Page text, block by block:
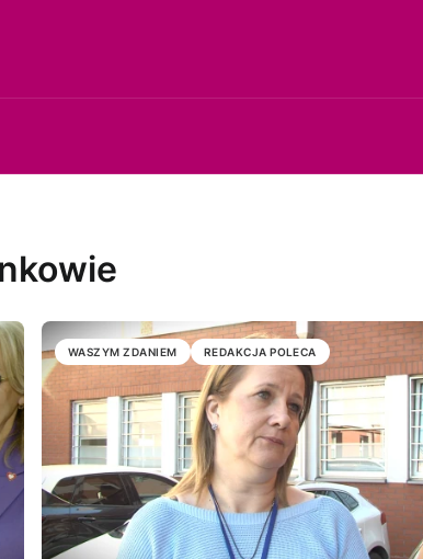
WASZYM ZDANIEM REDAKCJA POLECA